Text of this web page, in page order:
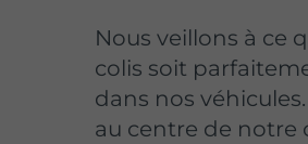
Nous veillons à ce
colis soit
dans nos
au centre de notre